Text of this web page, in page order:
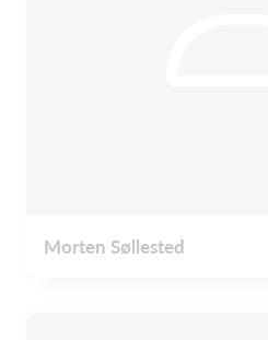
Morten Søllested